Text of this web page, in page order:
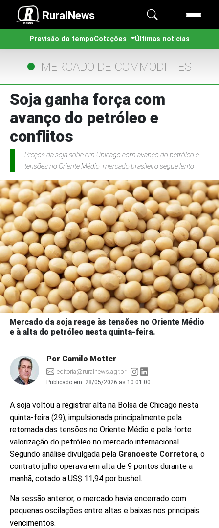
RuralNews
Previsão do tempoCotações Últimas notícias
MERCADO DE COMMODITIES
Soja ganha força com
avanço do petróleo e
conflitos
Preços da soja sobe em Chicago com avanço do petróleo e
tensões no Oriente Médio; mercado brasileiro segue lento
Mercado da soja reage às tensões no Oriente Médio
e à alta do petróleo nesta quinta-feira.
Por Camilo Motter
editoria@ruralnews.agr.br
Publicado em: 28/05/2026 às 10:01:00
A soja voltou a registrar alta na Bolsa de Chicago nesta
quinta-feira (29), impulsionada principalmente pela
retomada das tensões no Oriente Médio e pela forte
valorização do petróleo no mercado internacional.
Segundo análise divulgada pela Granoeste Corretora, o
contrato julho operava em alta de 9 pontos durante a
manhã, cotado a US$ 11,94 por bushel.
Na sessão anterior, o mercado havia encerrado com
pequenas oscilações entre altas e baixas nos principais
vencimentos.